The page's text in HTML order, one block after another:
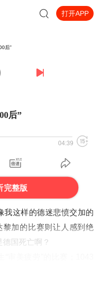
打开APP
后”
04:39
完整版
我这样的德迷悲愤交加的
加的比赛则让人感到绝
德国死亡啊？